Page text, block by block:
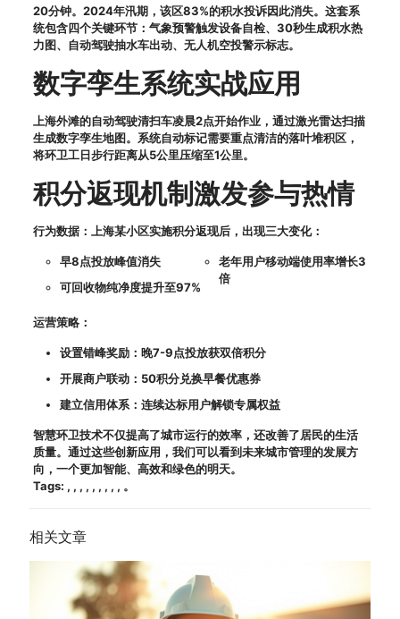
20分钟。2024年汛期，该区83%的积水投诉因此消失。这套系
统包含四个关键环节：气象预警触发设备自检、30秒生成积水热
力图、自动驾驶抽水车出动、无人机空投警示标志。
数字孪生系统实战应用
上海外滩的自动驾驶清扫车凌晨2点开始作业，通过激光雷达扫描
生成数字孪生地图。系统自动标记需要重点清洁的落叶堆积区，
将环卫工日步行距离从5公里压缩至1公里。
积分返现机制激发参与热情
行为数据： 上海某小区实施积分返现后，出现三大变化：
早8点投放峰值消失
可回收物纯净度提升至97%
老年用户移动端使用率增长3
倍
运营策略：
设置错峰奖励：晚7-9点投放获双倍积分
开展商户联动：50积分兑换早餐优惠券
建立信用体系：连续达标用户解锁专属权益
智慧环卫技术不仅提高了城市运行的效率，还改善了居民的生活
质量。通过这些创新应用，我们可以看到未来城市管理的发展方
向，一个更加智能、高效和绿色的明天。
Tags: , , , , , , , , , 。
相关文章